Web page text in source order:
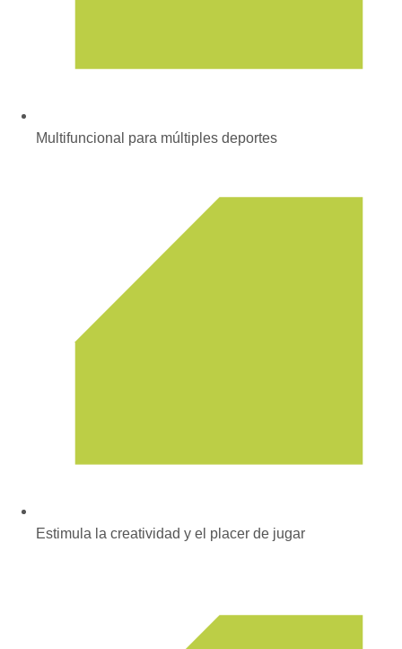
Multifuncional para múltiples deportes
Estimula la creatividad y el placer de jugar